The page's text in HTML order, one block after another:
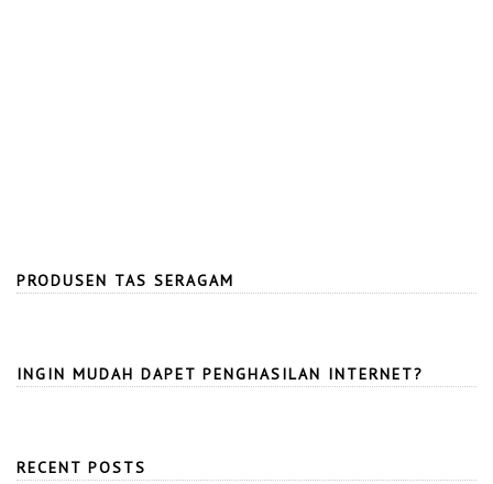
PRODUSEN TAS SERAGAM
INGIN MUDAH DAPET PENGHASILAN INTERNET?
RECENT POSTS